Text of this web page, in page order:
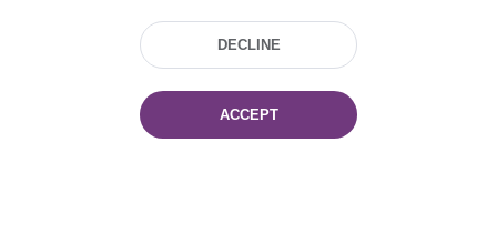
220114, Niezaležnasci Ave. 116, Minsk,
Tel.: (+375 17) 368 37 37
Fax: (+375 17) 368 97 06
E-mail: inbox@nlb.by
DECLINE
ACCEPT